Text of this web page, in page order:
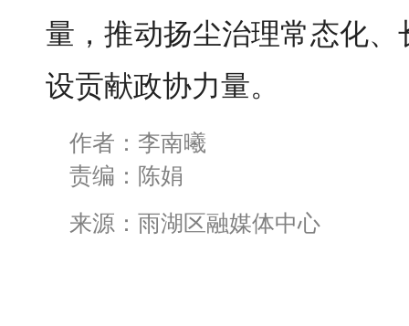
量，推动扬尘治理常态化
设贡献政协力量。
作者：李南曦
责编：陈娟
来源：雨湖区融媒体中心